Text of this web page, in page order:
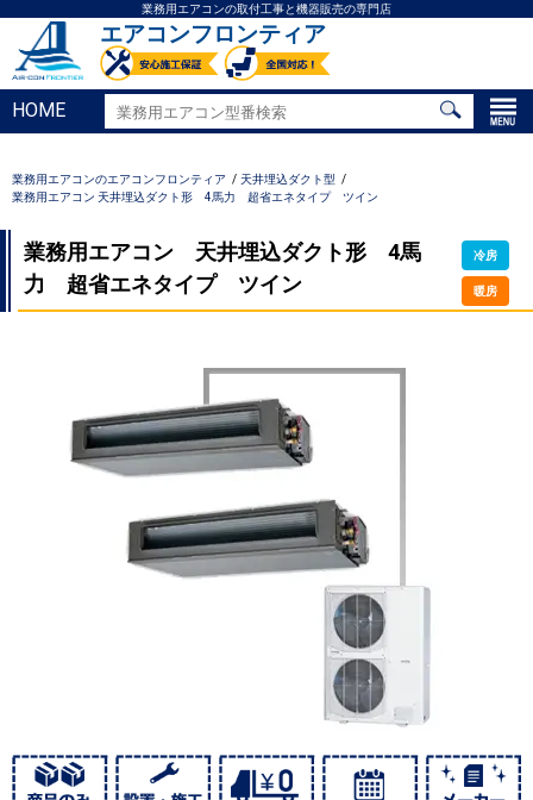
業務用エアコンの取付工事と機器販売の専門店
エアコンフロンティア
HOME
業務用エアコンのエアコンフロンティア
天井埋込ダクト型
業務用エアコン 天井埋込ダクト形 4馬力 超省エネタイプ ツイン
業務用エアコン 天井埋込ダクト形 4馬
力 超省エネタイプ ツイン
冷房
暖房